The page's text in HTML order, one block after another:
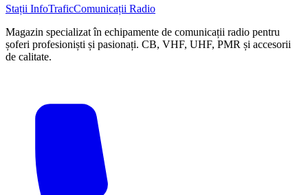
Stații InfoTraficComunicații Radio
Magazin specializat în echipamente de comunicații radio pentru
șoferi profesioniști și pasionați. CB, VHF, UHF, PMR și accesorii
de calitate.